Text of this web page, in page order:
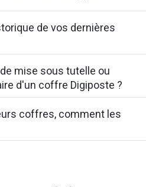
de vos dernières
mise sous tutelle ou
d'un coffre Digiposte ?
coffres, comment les